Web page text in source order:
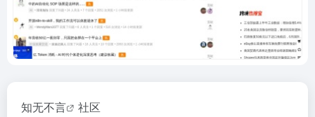
知无不言 社区